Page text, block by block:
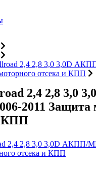
2,4 2,8 3,0 3,0D
отсека и КПП
2,4 2,8 3,0
2011 Защита
КПП